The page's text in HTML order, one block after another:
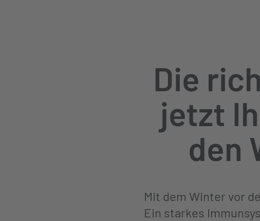
Die
jetzt
den
Mit dem Winter vor
Ein starkes